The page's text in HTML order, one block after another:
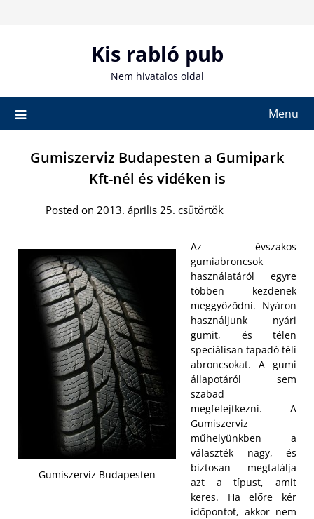
Kis rabló pub
Nem hivatalos oldal
Menu
Gumiszerviz Budapesten a Gumipark
Kft-nél és vidéken is
Posted on 2013. április 25. csütörtök
Gumiszerviz Budapesten
Az évszakos
gumiabroncsok
használatáról egyre
többen kezdenek
meggyőződni. Nyáron
használjunk nyári
gumit, és télen
speciálisan tapadó téli
abroncsokat. A gumi
állapotáról sem
szabad
megfelejtkezni. A
Gumiszerviz
műhelyünkben a
választék nagy, és
biztosan megtalálja
azt a típust, amit
keres. Ha előre kér
időpontot, akkor nem